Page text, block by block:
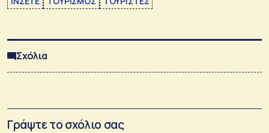
Σχόλια
Γράψτε το σχόλιο σας